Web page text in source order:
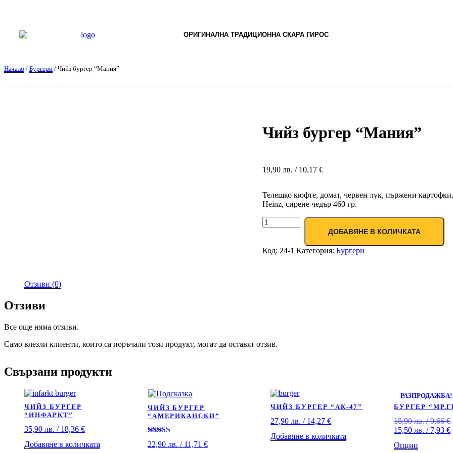
ОРИГИНАЛНА ТРАДИЦИОННА СКАРА ГИРОС
Начало / Бургери / Чийз бургер “Мания”
Чийз бургер “Мания”
19,90лв. / 10,17 €
Телешко кюфте, домат, червен лук, пържени
Heinz, сирене чедър 460 гр.
ДОБАВЯНЕ В КОЛИЧКАТА
Код: 24-1 Категория:Бургери
Отзиви (0)
Отзиви
Все още няма отзиви.
Само влезли клиенти, които са поръчали този продукт, могат да оставят отзив.
Свързани продукти
ЧИЙЗ БУРГЕР
“ИНФАРКТ”
35,90 лв. / 18,36 €
Добавяне в количката
ЧИЙЗ БУРГЕР
“АМЕРИКАНСКИ”
Оценено с
5.00от 5
22,90 лв. / 11,71 €
ЧИЙЗ БУРГЕР “АК-47”
27,90лв. / 14,27 €
Добавяне в количката
РАЗПРОДАЖБА!
БУРГЕР
18,90лв./ 9,66 €
15,50лв. / 7,93 €
Опции